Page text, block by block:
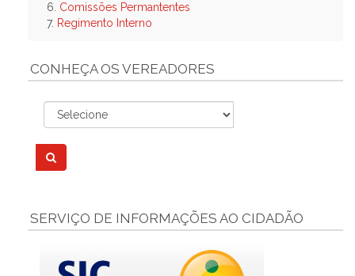
6. Comissões Permantentes
7. Regimento Interno
CONHEÇA OS VEREADORES
SERVIÇO DE INFORMAÇÕES AO CIDADÃO